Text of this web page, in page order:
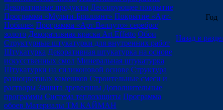
Декоративные продукты Лессирующее покрытие
Программа «Мульти-Бриллант» Покрытие «Арт-
Нобиле» Программа «Арт Веллуто» серебро/
золото Декоративная краска Art Effetto Обои
Структурные штукатурки для внутренних работ
Штукатурка Декоративная штукатурка на основе
искусственных смол Минеральная штукатурка
Штукатурки на силиконовой основе Структура
разноцветных камешков Строительные смеси и
растворы Защита древесины Дополнительные
программы Система теплозащиты Программа
обоев Материалы ТМ КАЙМАН
Год
Назад в